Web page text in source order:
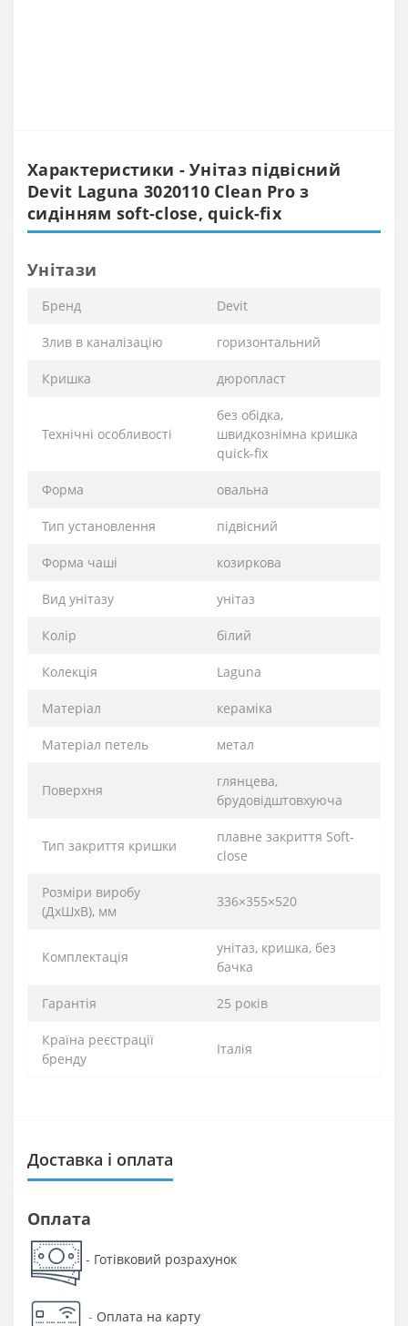
Характеристики - Унітаз підвісний
Devit Laguna 3020110 Clean Pro з
сидінням soft-close, quick-fix
Унітази
Бренд Devit
Злив в каналізацію горизонтальний
Кришка дюропласт
Технічні особливості
без обідка,
швидкознімна кришка
quick-fix
Форма овальна
Тип установлення підвісний
Форма чаші козиркова
Вид унітазу унітаз
Колір білий
Колекція Laguna
Матеріал кераміка
Матеріал петель метал
Поверхня
глянцева,
брудовідштовхуюча
Тип закриття кришки
плавне закриття Soft-
close
Розміри виробу
(ДхШхВ), мм
336×355×520
Комплектація
унітаз, кришка, без
бачка
Гарантія 25 років
Країна реєстрації
бренду
Італія
Доставка і оплата
Оплата
- Готівковий розрахунок
- Оплата на карту